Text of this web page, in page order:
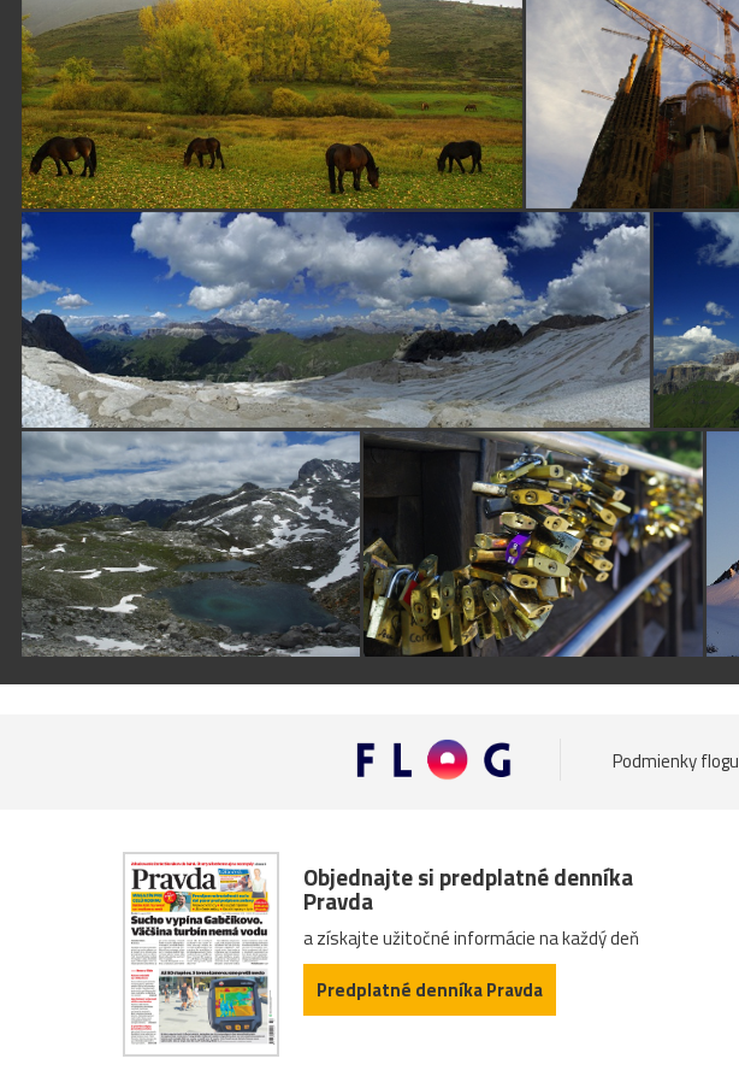
Podmienky flogu
Objednajte si predplatné denníka
Pravda
a získajte užitočné informácie na každý deň
Predplatné denníka Pravda